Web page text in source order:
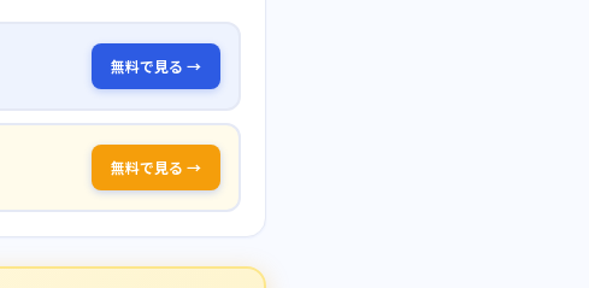
無料で見る →
無料で見る →